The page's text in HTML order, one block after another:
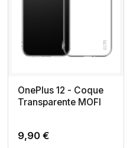
OnePlus 12 - Coque
Transparente MOFI
9,90 €